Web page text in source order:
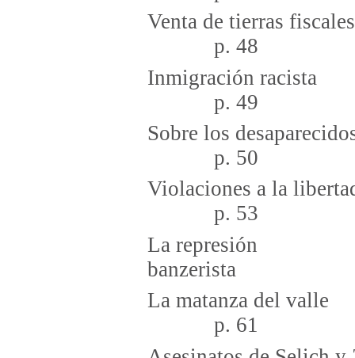
Venta de
p. 48
p. 49
Sobre los
p. 50
Violaciones a la
p. 53
La represión
La
p. 61